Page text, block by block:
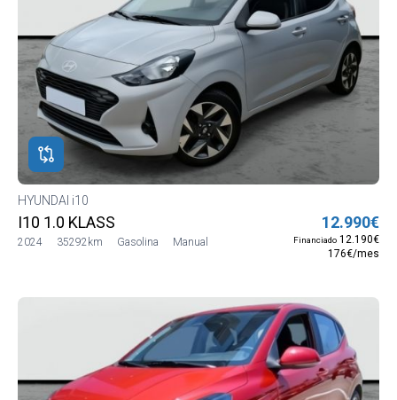
HYUNDAI i10
I10 1.0 KLASS
2024 35292km Gasolina Manual
12.990€
Financiado 12.190€
176€/mes